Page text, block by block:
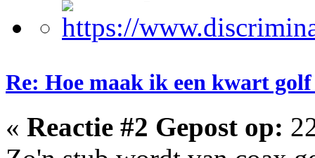
Re: Hoe maak ik een kwart
« Reactie #2 Gepost op: